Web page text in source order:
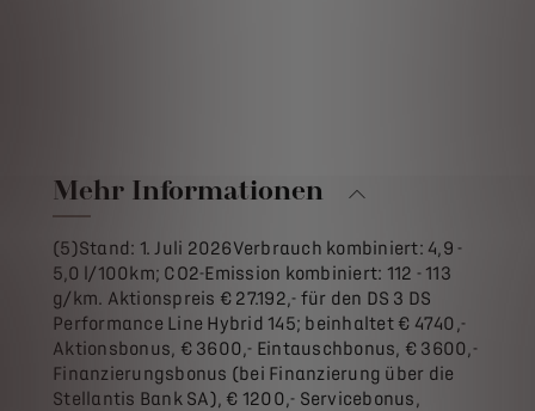
Mehr Informationen
(5)Stand: 1. Juli 2026Verbrauch kombiniert: 4,9 -
5,0 l/100km; CO2-Emission kombiniert: 112 - 113
g/km. Aktionspreis € 27.192,- für den DS 3 DS
Performance Line Hybrid 145; beinhaltet € 4740,-
Aktionsbonus, € 3600,- Eintauschbonus, € 3600,-
Finanzierungsbonus (bei Finanzierung über die
Stellantis Bank SA), € 1200,- Servicebonus,